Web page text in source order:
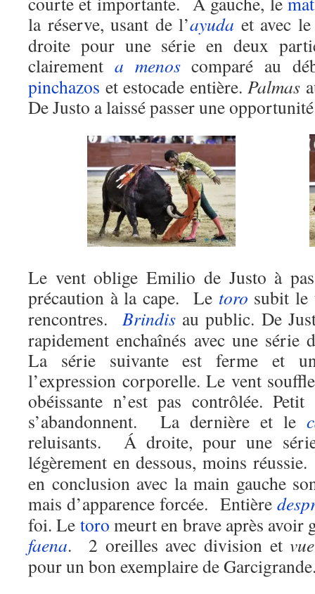
la réserve, usant de l’ayuda et avec
droite pour une série en deux
clairement a menoscomparé au
pinchazos et estocade entière.Palmas
De Justo a laissé passer une
Le vent oblige Emilio de Justo à
précaution à la cape. Le toro subit le
rencontres.Brindis au public. De
rapidement enchaînés avec une série
La série suivante est ferme et
l’expression corporelle. Le vent
obéissante n’est pas contrôlée.
s’abandonnent. La dernière et le
reluisants. Á droite, pour une
légèrement en dessous, moins
en conclusion avec la main gauche
mais d’apparence forcée. Entière
foi. Le toro meurt en brave après avoir
faena. 2 oreilles avec division et
pour un bon exemplaire de